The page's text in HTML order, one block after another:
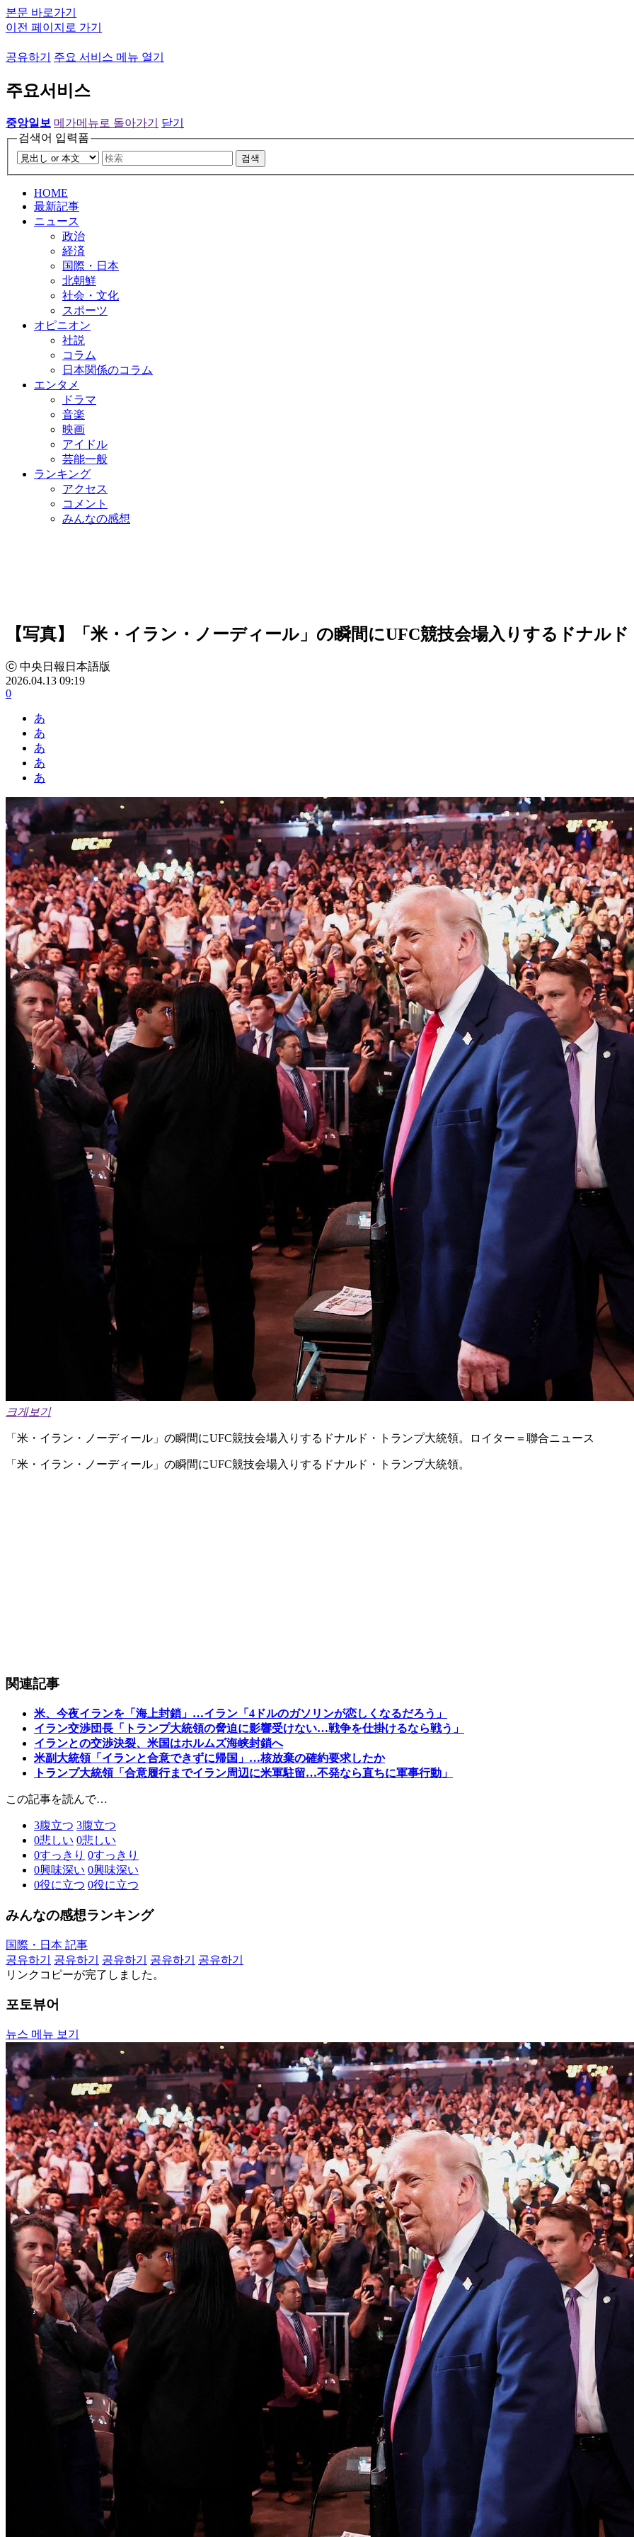
본문 바로가기
이전 페이지로 가기
공유하기 주요 서비스 메뉴 열기
주요서비스
중앙일보 메가메뉴로 돌아가기
닫기
검색어 입력폼
검색
HOME
最新記事
ニュース
政治
経済
国際・日本
北朝鮮
社会・文化
スポーツ
オピニオン
社説
コラム
日本関係のコラム
エンタメ
ドラマ
音楽
映画
アイドル
芸能一般
ランキング
アクセス
コメント
みんなの感想
【写真】「米・イラン・ノーディール」の瞬間にUFC競技会場入りするドナル
ⓒ 中央日報日本語版
2026.04.13 09:19
0
あ
あ
あ
あ
あ
크게보기
「米・イラン・ノーディール」の瞬間にUFC競技会場入りするドナルド・トランプ大統領。ロイター＝聯合ニュース
「米・イラン・ノーディール」の瞬間にUFC競技会場入りするドナルド・トランプ大統領。
関連記事
米、今夜イランを「海上封鎖」…イラン「4ドルのガソリンが恋しくなるだろう」
イラン交渉団長「トランプ大統領の脅迫に影響受けない…戦争を仕掛けるなら戦う」
イランとの交渉決裂、米国はホルムズ海峡封鎖へ
米副大統領「イランと合意できずに帰国」…核放棄の確約要求したか
トランプ大統領「合意履行までイラン周辺に米軍駐留…不発なら直ちに軍事行動」
この記事を読んで…
3腹立つ 3腹立つ
0悲しい 0悲しい
0すっきり 0すっきり
0興味深い 0興味深い
0役に立つ 0役に立つ
みんなの感想ランキング
国際・日本 記事
공유하기
공유하기 공유하기 공유하기
공유하기
リンクコピーが完了しました。
포토뷰어
뉴스 메뉴 보기